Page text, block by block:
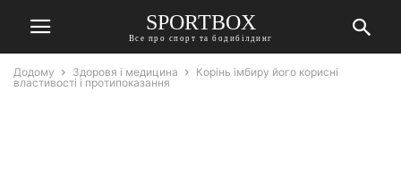
SPORTBOX
Все про спорт та бодибілдинг
Додому Здоровя і медицина
Корінь імбиру його корисні
властивості і протипоказання